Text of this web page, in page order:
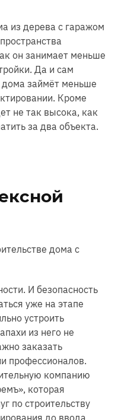
из дерева с гаражом
он занимает меньше
Да и сам
дома займёт меньше
Кроме
не так высока, как
за два объекта.
дома с
И безопасность
уже на этапе
устроить
из него не
заказать
профессионалов.
компанию
которая
по строительству
до ввода